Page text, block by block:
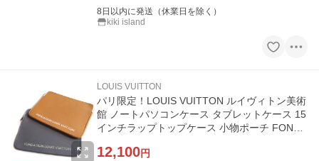
8日以内に発送（休業日を除く）
kiki island
LOUIS VUITTON
パリ限定！LOUIS VUITTON ルイヴィトン美術
館 ノートパソコンケース タブレットケース 15
インチラップトップケース 小物ポーチ FONDA
12,100円